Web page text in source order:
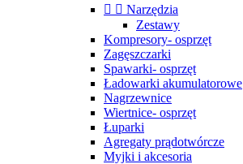
  Narzędzia
Zestawy
Kompresory- osprzęt
Zagęszczarki
Spawarki- osprzęt
Ładowarki akumulatorowe
Nagrzewnice
Wiertnice- osprzęt
Łuparki
Agregaty prądotwórcze
Myjki i akcesoria